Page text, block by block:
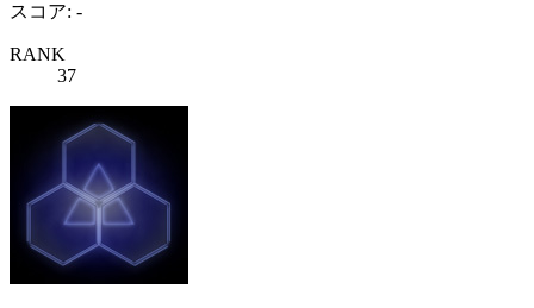
スコア: -
RANK
37